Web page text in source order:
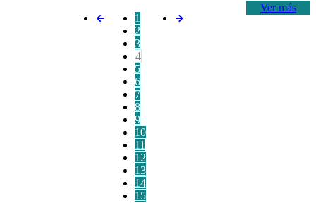
Ver más
1
2
3
4
5
6
7
8
9
10
11
12
13
14
15